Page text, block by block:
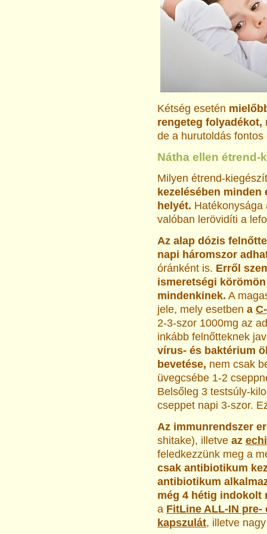
Kétség esetén
rengeteg folyadékot,
de a hurutoldás fontos
Nátha ellen
Milyen étrend-
kezelésében
helyét. Hatékonysága
valóban lerövidíti a
Az alap dózis
napi háromszor
óránként is. Erről
ismeretségi
mindenkinek. A
jele, mely esetben a
2-3-szor 1000mg az
inkább felnőtteknek
vírus- és baktérium
bevetése, nem csak
üvegcsébe 1-2
Belsőleg 3 testsúly-
cseppet napi 3-szor.
Az immunrendszer
shitake), illetve az
feledkezzünk meg a
csak antibiotikum
antibiotikum
még 4 hétig indokolt
a FitLine ALL-IN
kapszulát, illetve